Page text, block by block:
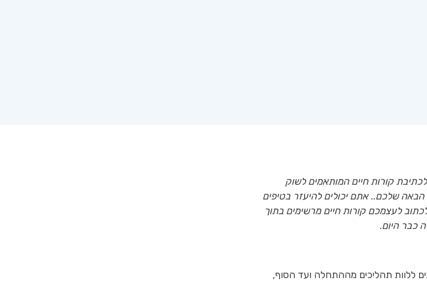
קורות חיים המותאמים לשוק
שלכם.. אתם יכולים להיעזר בטיפים
לעצמכם קורות חיים מרשימים בתוך
כבר היום.
ללוות תהליכים מההתחלה ועד הסוף,